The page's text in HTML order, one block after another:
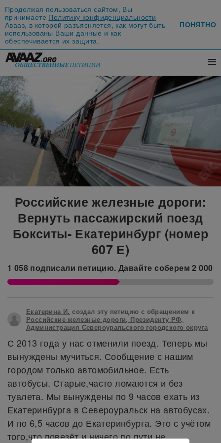
Продолжая пользоваться сайтом, Вы
принимаете Политику конфиденциальности
Авааз, в которой разъясняется, как могут быть
использованы Ваши данные и как
обеспечивается их защита.
ПОНЯТНО
Российские железные дороги:
Вернуть пассажирский поезд
Бокситы- Екатеринбург (номер
607 Е)
1 058 подписали петицию.Давайте соберем2 000
Екатерина И. создал эту петицию с обращением к
Российские железные дороги, Президенту РФ,
Администрация Североуральского городского округа
С 2013 года у нас отменили поезд. Теперь мы
вынуждены мучиться. Сообщение с нашим
городом только автомобильное. Есть
автобусы. Старые,часто ломаются и без
туалета. Мы вынуждены по 9 часов ехать из
Екатеринбурга в Североуральск на автобусах.
И по 6,5 часов до Екатеринбурга. Это с учётом
того,что повезёт и ничего по пути не